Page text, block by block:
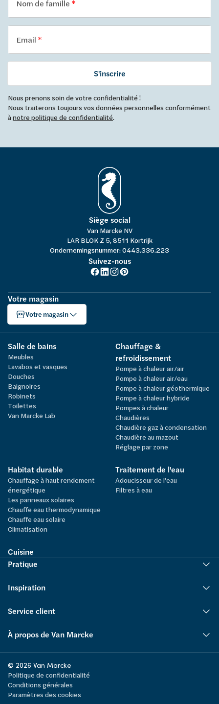
Nom de famille
Email
S'inscrire
Nous prenons soin de votre confidentialité !
Nous traiterons toujours vos données personnelles conformément
ànotre politique de confidentialité.
Siège social
Van Marcke NV
LAR BLOK Z 5, 8511 Kortrijk
Ondernemingsnummer: 0443.336.223
Suivez-nous
Votre magasin
Votre magasin
Salle de bains
Meubles
Lavabos et vasques
Douches
Baignoires
Robinets
Toilettes
Van Marcke Lab
Chauffage &
refroidissement
Pompe à chaleur air/air
Pompe à chaleur air/eau
Pompe à chaleur géothermique
Pompe à chaleur hybride
Pompes à chaleur
Chaudières
Chaudière gaz à condensation
Chaudière au mazout
Réglage par zone
Habitat durable
Chauffage à haut rendement
énergétique
Les panneaux solaires
Chauffe eau thermodynamique
Chauffe eau solaire
Climatisation
Traitement de l'eau
Adoucisseur de l'eau
Filtres à eau
Cuisine
Pratique
Inspiration
Service client
À propos de Van Marcke
© 2026 Van Marcke
Politique de confidentialité
Conditions générales
Paramètres des cookies